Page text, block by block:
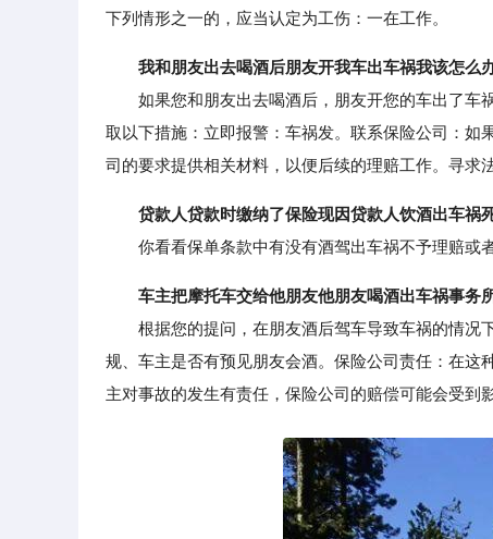
下列情形之一的，应当认定为工伤：一在工作。
我和朋友出去喝酒后朋友开我车出车祸我该怎么
如果您和朋友出去喝酒后，朋友开您的车出了车
取以下措施：立即报警：车祸发。联系保险公司：如
司的要求提供相关材料，以便后续的理赔工作。寻求法
贷款人贷款时缴纳了保险现因贷款人饮酒出车祸
你看看保单条款中有没有酒驾出车祸不予理赔或
车主把摩托车交给他朋友他朋友喝酒出车祸事务
根据您的提问，在朋友酒后驾车导致车祸的情况
规、车主是否有预见朋友会酒。保险公司责任：在
主对事故的发生有责任，保险公司的赔偿可能会受到影